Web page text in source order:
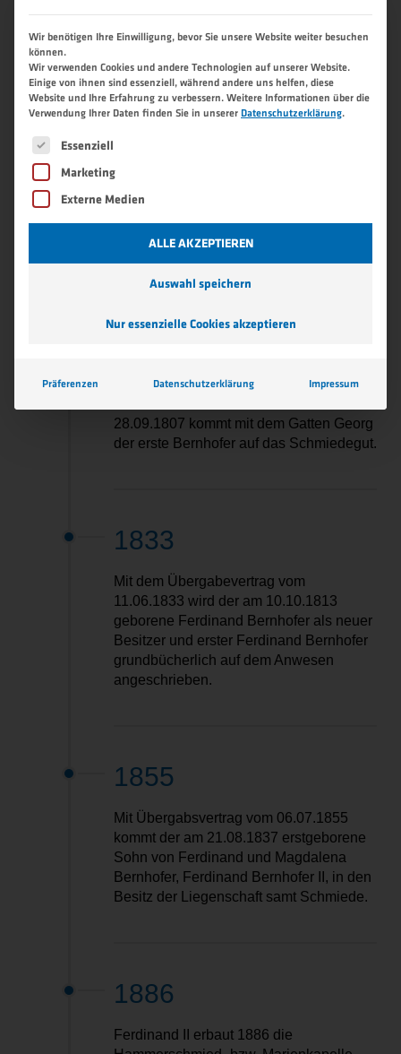
einer privat tradierten Hausbrief-
firmenintern das Gründungsjahr der
Schmiede.
1672-1807
wird das Schmiedegut unter Pelshofer,
später gemeinsam mit Feßl (Veßl) und
Reinthaler weitergeführt.
28.09.1807 kommt mit dem Gatten Georg
der erste Bernhofer auf das Schmiedegut.
1833
Mit dem Übergabevertrag vom
11.06.1833 wird der am 10.10.1813
geborene Ferdinand Bernhofer als neuer
Besitzer und erster Ferdinand Bernhofer
grundbücherlich auf dem Anwesen
angeschrieben.
1855
Mit Übergabsvertrag vom 06.07.1855
kommt der am 21.08.1837 erstgeborene
Sohn von Ferdinand und Magdalena
Bernhofer, Ferdinand Bernhofer II, in den
Besitz der Liegenschaft samt Schmiede.
1886
Ferdinand II erbaut 1886 die
Wir benötigen Ihre Einwilligung, bevor Sie unsere Website weiter besuchen
können.
Wir verwenden Cookies und andere Technologien auf unserer Website.
Einige von ihnen sind essenziell, während andere uns helfen, diese
Website und Ihre Erfahrung zu verbessern.Weitere Informationen über die
Verwendung Ihrer Daten finden Sie in unsererDatenschutzerklärung.
Es folgt eine Liste der Service-Gruppen, für die eine
Essenziell
Marketing
Externe Medien
ALLE AKZEPTIEREN
Auswahl speichern
Nur essenzielle Cookies akzeptieren
Präferenzen Datenschutzerklärung Impressum